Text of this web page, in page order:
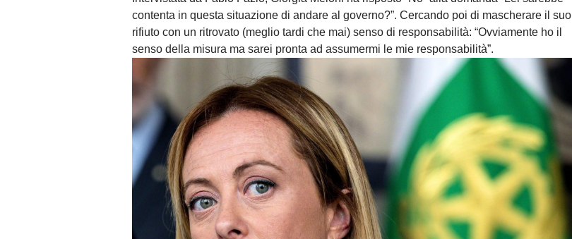
contenta in questa situazione di andare al governo?”. Cercando poi di mascherare il suo
rifiuto con un ritrovato (meglio tardi che mai) senso di responsabilità: “Ovviamente ho il
senso della misura ma sarei pronta ad assumermi le mie responsabilità”.